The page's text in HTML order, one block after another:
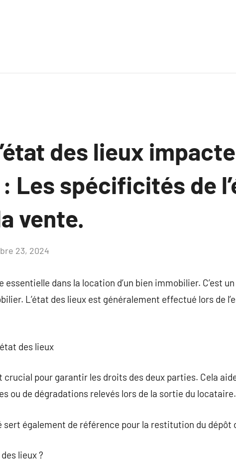
des lieux
: Les spécificités de
vente.
23, 2024
essentielle dans la location d’un bien immobilier. C’est
L’état des lieux est généralement effectué lors de
des lieux
crucial pour garantir les droits des deux parties. Cela
ou de dégradations relevés lors de la sortie du locataire.
sert également de référence pour la restitution du dépôt
lieux ?